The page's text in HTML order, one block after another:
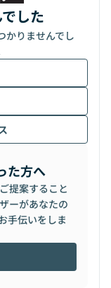
した
かりませんでし
た方へ
提案すること
ーがあなたの
手伝いをしま